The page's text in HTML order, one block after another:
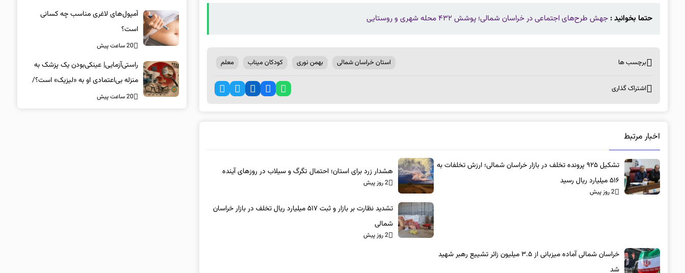
حتما بخوانید : جهش طرح‌های اجتماعی در خراسان شمالی؛ پوشش ۴۳۲ محله شهری و روستایی
برچسب ها استان خراسان شمالی بهمن نوری کودکان میناب معلم
اشتراک گذاری
اخبار مرتبط
تشکیل ۹۲۵ پرونده تخلف در بازار خراسان شمالی؛ ارزش تخلفات به
۵۱۶ میلیارد ریال رسید
2 روز پیش
هشدار زرد برای استان؛ احتمال تگرگ و سیلاب در روزهای آینده
2 روز پیش
تشدید نظارت بر بازار و ثبت ۵۱۷ میلیارد ریال تخلف در بازار خراسان
شمالی
2 روز پیش
خراسان شمالی آماده میزبانی از ۳.۵ میلیون زائر تشییع رهبر شهید
شد
آمپول‌های لاغری مناسب چه کسانی
است؟
20 ساعت پیش
راستی‌آزمایی| عینکی‌بودن یک پزشک به
منزله بی‌اعتمادی او به «لیزیک» است؟/
جراحان، چشم فرزندان خود را لیزیک
20 ساعت پیش